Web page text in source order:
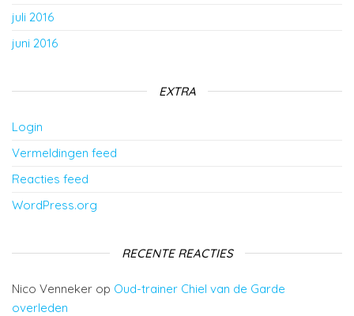
juli 2016
juni 2016
EXTRA
Login
Vermeldingen feed
Reacties feed
WordPress.org
RECENTE REACTIES
Nico Venneker op Oud-trainer Chiel van de Garde
overleden